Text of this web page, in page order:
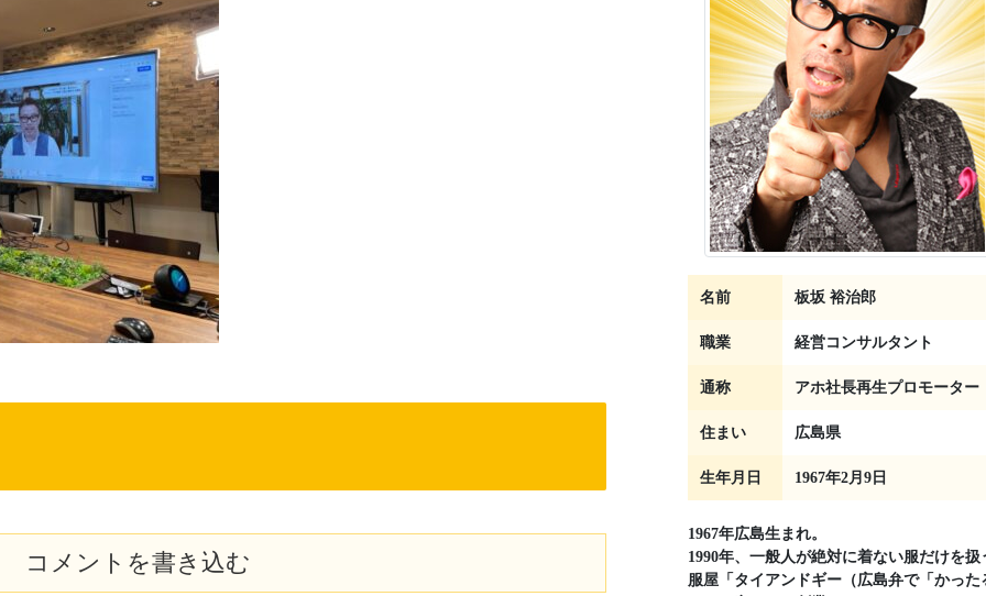
コメントを書き込む
名前 板坂 裕治郎
職業 経営コンサルタント
通称 アホ社長再生プロモーター
住まい 広島県
生年月日 1967年2月9日
1967年広島生まれ。
1990年、一般人が絶対に着ない服だけを扱
服屋「タイアンドギー（広島弁で「かった